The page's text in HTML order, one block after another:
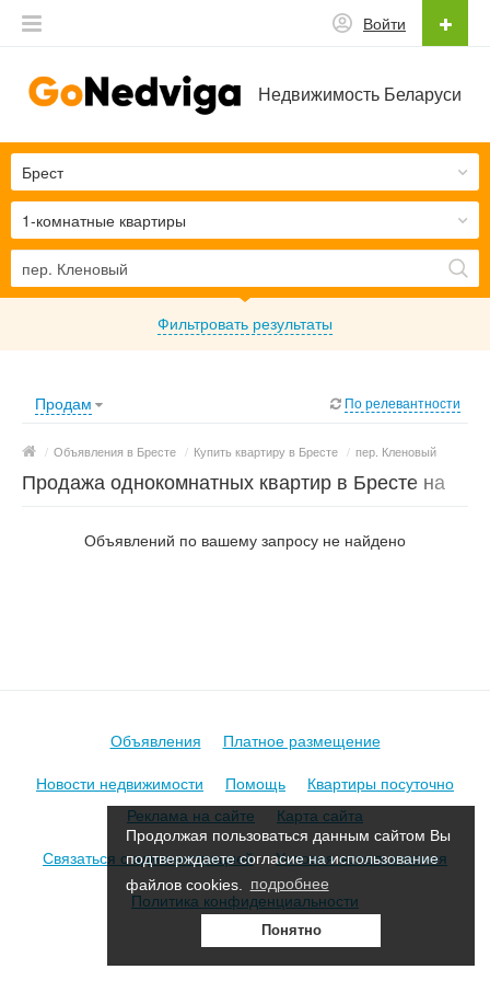
Продолжая пользоваться данным сайтом Вы
подтверждаете согласие на использование
файлов cookies.
подробнее
Понятно
Недвижимость Беларуси
Войти
1-комнатные квартиры
Брест
Фильтровать результаты
Продам По релевантности
/ Объявления в Бресте / Купить квартиру в Бресте / пер. Кленовый
Продажа однокомнатных квартир в Бресте на
Объявлений по вашему запросу не найдено
Объявления
Платное размещение
Новости недвижимости
Помощь
Квартиры посуточно
Реклама на сайте
Карта сайта
Связаться с администрацией
Условия использования
Политика конфиденциальности